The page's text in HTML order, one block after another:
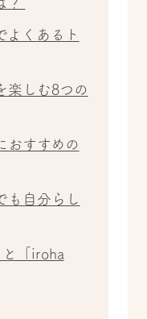
よくあるト
楽しむ8つの
おすすめの
自分らし
「iroha